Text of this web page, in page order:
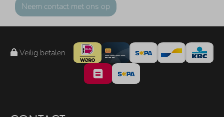
Neem contact met ons op
Veilig betalen